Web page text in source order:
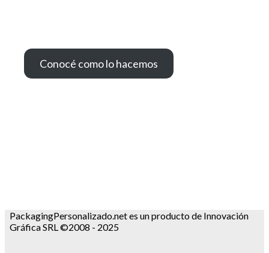
Conocé como lo hacemos
PackagingPersonalizado.net es un producto de Innovación
Gráfica SRL ©2008 - 2025